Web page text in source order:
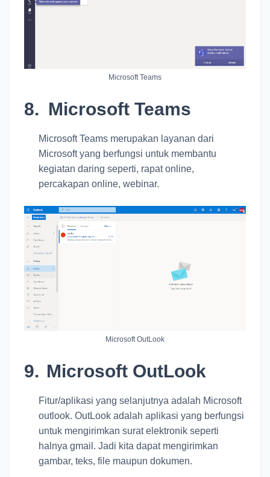
Microsoft Teams
8. Microsoft Teams
Microsoft Teams merupakan layanan dari
Microsoft yang berfungsi untuk membantu
kegiatan daring seperti, rapat online,
percakapan online, webinar.
Microsoft OutLook
9. Microsoft OutLook
Fitur/aplikasi yang selanjutnya adalah Microsoft
outlook. OutLook adalah aplikasi yang berfungsi
untuk mengirimkan surat elektronik seperti
halnya gmail. Jadi kita dapat mengirimkan
gambar, teks, file maupun dokumen.